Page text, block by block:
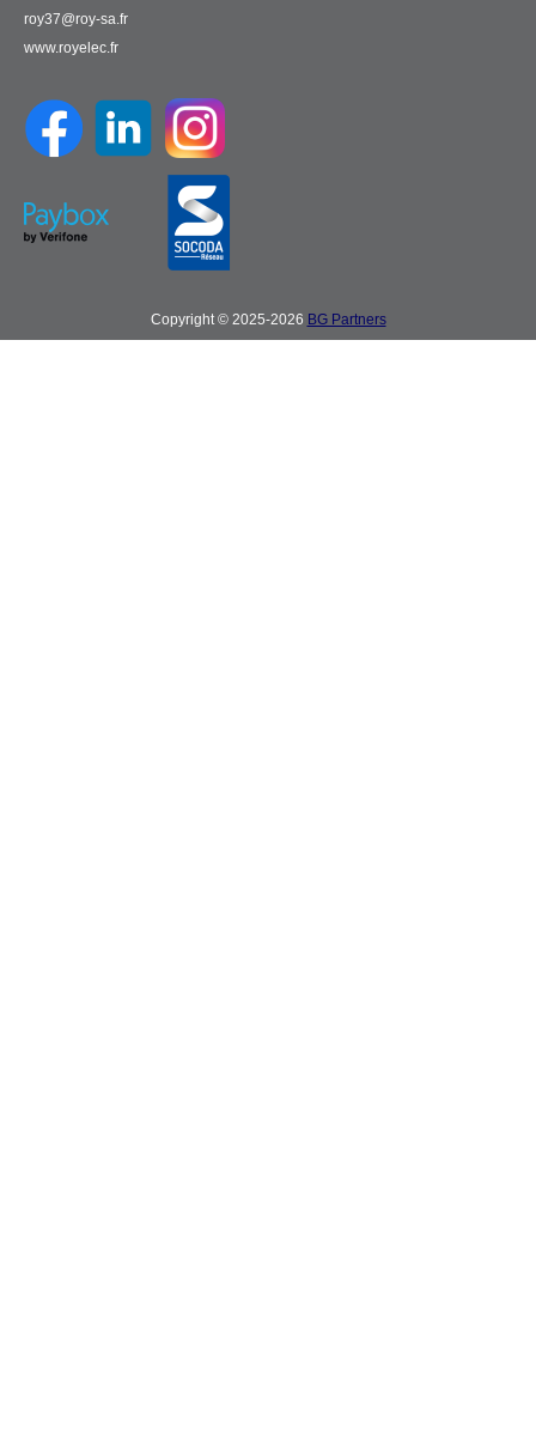
roy37@roy-sa.fr
www.royelec.fr
Copyright © 2025-2026 BG Partners